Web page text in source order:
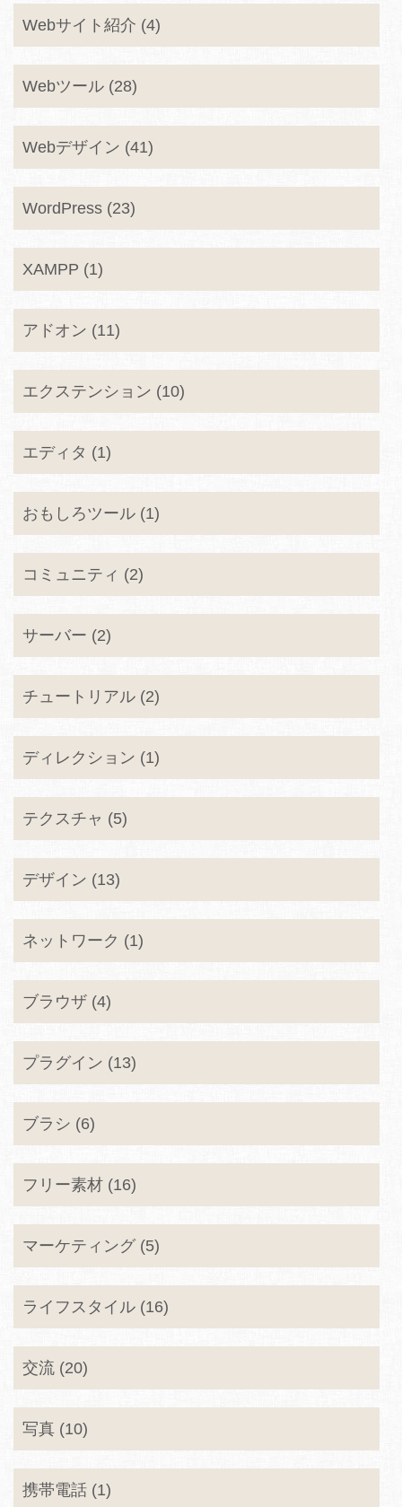
Webサイト紹介 (4)
Webツール (28)
Webデザイン (41)
WordPress (23)
XAMPP (1)
アドオン (11)
エクステンション (10)
エディタ (1)
おもしろツール (1)
コミュニティ (2)
サーバー (2)
チュートリアル (2)
ディレクション (1)
テクスチャ (5)
デザイン (13)
ネットワーク (1)
ブラウザ (4)
プラグイン (13)
ブラシ (6)
フリー素材 (16)
マーケティング (5)
ライフスタイル (16)
交流 (20)
写真 (10)
携帯電話 (1)